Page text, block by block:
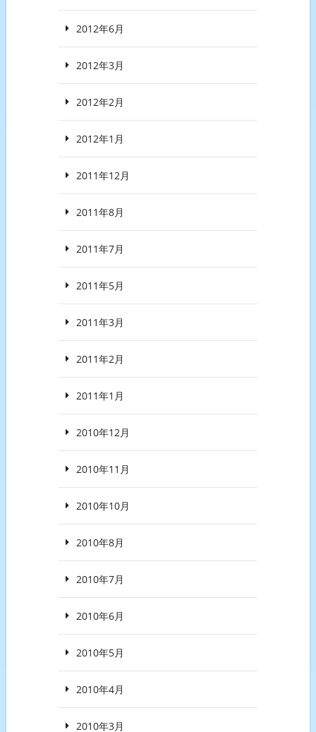
2012年6月
2012年3月
2012年2月
2012年1月
2011年12月
2011年8月
2011年7月
2011年5月
2011年3月
2011年2月
2011年1月
2010年12月
2010年11月
2010年10月
2010年8月
2010年7月
2010年6月
2010年5月
2010年4月
2010年3月